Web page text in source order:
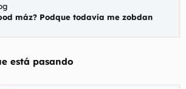
máz? Podque todavía me zobdan
está pasando